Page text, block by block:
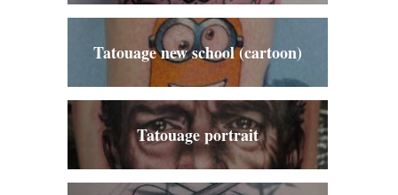
Tatouage new school (cartoon)
Tatouage portrait